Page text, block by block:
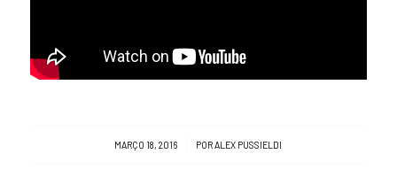
MARÇO 18, 2016
/ PORALEX PUSSIELDI